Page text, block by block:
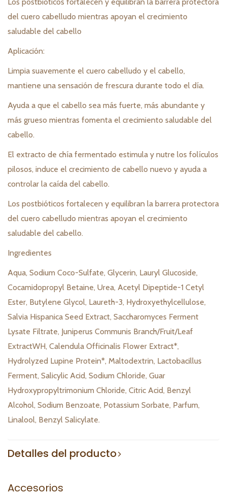
del cuero cabelludo mientras apoyan el crecimiento
saludable del cabello
Aplicación:
Limpia suavemente el cuero cabelludo y el cabello,
mantiene una sensación de frescura durante todo el día.
Ayuda a que el cabello sea más fuerte, más abundante y
más grueso mientras fomenta el crecimiento saludable del
cabello.
El extracto de chía fermentado estimula y nutre los folículos
pilosos, induce el crecimiento de cabello nuevo y ayuda a
controlar la caída del cabello.
Los postbióticos fortalecen y equilibran la barrera protectora
del cuero cabelludo mientras apoyan el crecimiento
saludable del cabello.
Ingredientes
Aqua, Sodium Coco-Sulfate, Glycerin, Lauryl Glucoside,
Cocamidopropyl Betaine, Urea, Acetyl Dipeptide-1 Cetyl
Ester, Butylene Glycol, Laureth-3, Hydroxyethylcellulose,
Salvia Hispanica Seed Extract, Saccharomyces Ferment
Lysate Filtrate, Juniperus Communis Branch/Fruit/Leaf
ExtractWH, Calendula Officinalis Flower Extract*,
Hydrolyzed Lupine Protein*, Maltodextrin, Lactobacillus
Ferment, Salicylic Acid, Sodium Chloride, Guar
Hydroxypropyltrimonium Chloride, Citric Acid, Benzyl
Alcohol, Sodium Benzoate, Potassium Sorbate, Parfum,
Linalool, Benzyl Salicylate.
Detalles del producto
Accesorios